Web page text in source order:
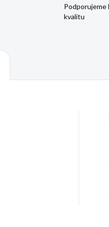
Podporujeme
kvalitu